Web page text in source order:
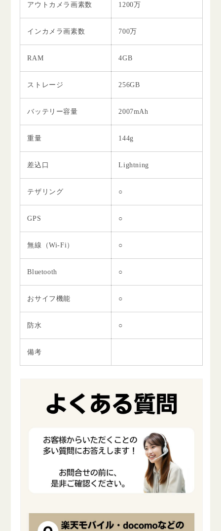
アウトカメラ画素数 1200万
インカメラ画素数 700万
RAM 4GB
ストレージ 256GB
バッテリー容量 2007mAh
重量 144g
差込口 Lightning
テザリング ○
GPS ○
無線（Wi-Fi） ○
Bluetooth ○
おサイフ機能 ○
防水 ○
備考